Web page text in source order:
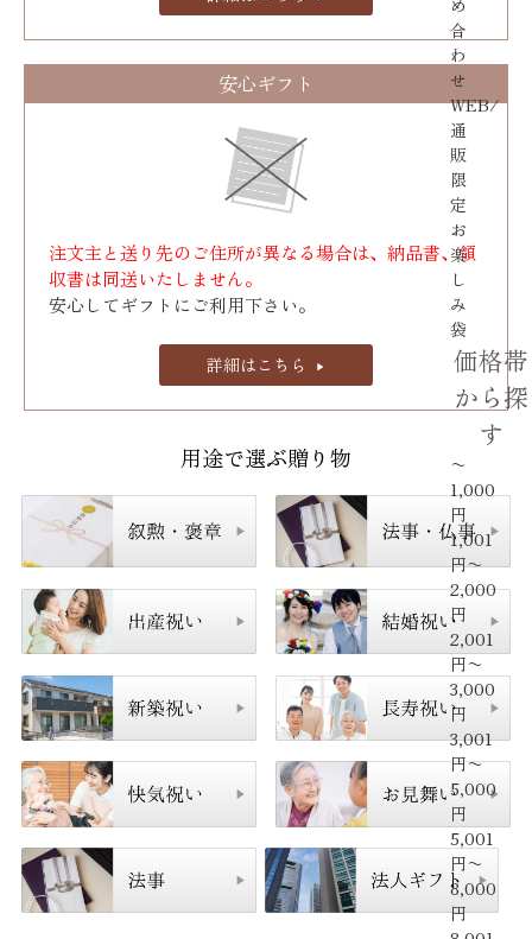
め
合
わ
せ
WEB/
通
販
限
定
お
楽
し
み
袋
価格帯
から探
す
〜
1,000
円
1,001
円〜
2,000
円
2,001
円〜
3,000
円
3,001
円〜
5,000
円
5,001
円〜
8,000
円
安心ギフト
注文主と送り先のご住所が異なる場合は、納品書、領
収書は同送いたしません。
安心してギフトにご利用下さい。
詳細はこちら
用途で選ぶ贈り物